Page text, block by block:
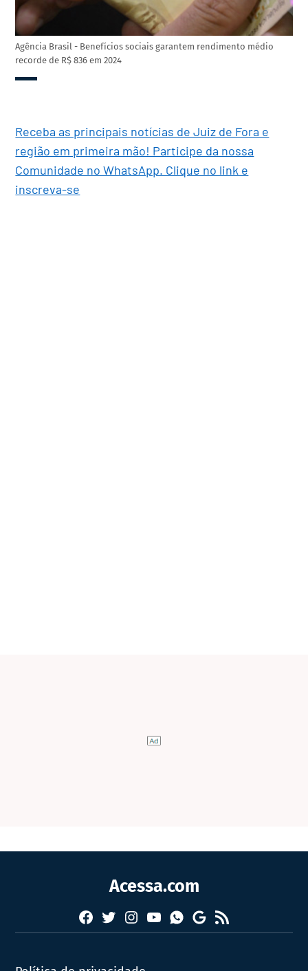
Agência Brasil - Benefícios sociais garantem rendimento médio
recorde de R$ 836 em 2024
Receba as principais notícias de Juiz de Fora e
região em primeira mão! Participe da nossa
Comunidade no WhatsApp. Clique no link e
inscreva-se
Acessa.com
Facebook
TwitterInstagram
YouTubeWhatsapp
Google
News
RSS